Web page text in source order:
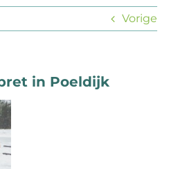
Vorige
in Poeldijk